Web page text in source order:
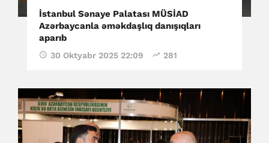
İstanbul Sənaye Palatası MÜSİAD
Azərbaycanla əməkdaşlıq danışıqları
aparıb
30 Oktyabr 2025 22:09 281